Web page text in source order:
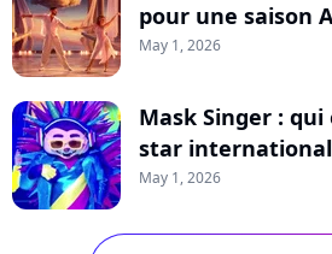
pour une saison
May 1, 2026
Mask Singer :
star
May 1, 2026